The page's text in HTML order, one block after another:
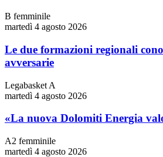
B femminile
martedì 4 agosto 2026
Le due formazioni regionali
avversarie
Legabasket A
martedì 4 agosto 2026
«La nuova Dolomiti Energia
A2 femminile
martedì 4 agosto 2026